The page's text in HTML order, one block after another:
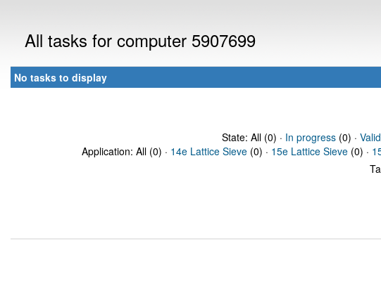
All tasks for computer 5907699
No tasks to display
State: All (0) · In progress(0) ·
Application: All (0) · 14e Lattice Sieve (0) · 15e Lattice Sieve (0) ·